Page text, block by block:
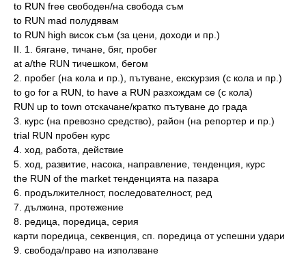
to RUN free свободен/на свобода съм
to RUN mad полудявам
to RUN high висок съм (за цени, доходи и пр.)
II. 1. бягане, тичане, бяг, пробег
at a/the RUN тичешком, бегом
2. пробег (на кола и пр.), пътуване, екскурзия (с кола и пр.)
to go for a RUN, to have a RUN разхождам се (с кола)
RUN up to town отскачане/кратко пътуване до града
3. курс (на превозно средство), район (на репортер и пр.)
trial RUN пробен курс
4. ход, работа, действие
5. ход, развитие, насока, направление, тенденция, курс
the RUN of the market тенденцията на пазара
6. продължителност, последователност, ред
7. дължина, протежение
8. редица, поредица, серия
кaрти поредица, секвенция, сп. поредица от успешни удари
9. свобода/право на използване